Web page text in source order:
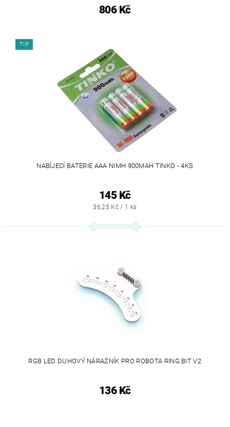
806 Kč
TIP
NABÍJECÍ BATERIE AAA NIMH 900MAH TINKO - 4KS
145 Kč
36,25 Kč / 1 ks
RGB LED DUHOVÝ NÁRAZNÍK PRO ROBOTA RING:BIT V2
136 Kč